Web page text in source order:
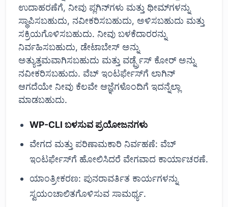
ಉದಾಹರಣೆಗೆ, ನೀವು ಪ್ಲಗಿನ್‌ಗಳು ಮತ್ತು ಥೀಮ್‌ಗಳನ್ನು
ಸ್ಥಾಪಿಸಬಹುದು, ನವೀಕರಿಸಬಹುದು, ಅಳಿಸಬಹುದು ಮತ್ತು
ಸಕ್ರಿಯಗೊಳಿಸಬಹುದು. ನೀವು ಬಳಕೆದಾರರನ್ನು
ನಿರ್ವಹಿಸಬಹುದು, ಡೇಟಾಬೇಸ್ ಅನ್ನು
ಅತ್ಯುತ್ತಮವಾಗಿಸಬಹುದು ಮತ್ತು ವರ್ಡ್ಪ್ರೆಸ್ ಕೋರ್ ಅನ್ನು
ನವೀಕರಿಸಬಹುದು. ವೆಬ್ ಇಂಟರ್ಫೇಸ್‌ಗೆ ಲಾಗಿನ್
ಆಗದೆಯೇ ನೀವು ಕೆಲವೇ ಆಜ್ಞೆಗಳೊಂದಿಗೆ ಇದನ್ನೆಲ್ಲಾ
ಮಾಡಬಹುದು.
WP-CLI ಬಳಸುವ ಪ್ರಯೋಜನಗಳು
ವೇಗದ ಮತ್ತು ಪರಿಣಾಮಕಾರಿ ನಿರ್ವಹಣೆ: ವೆಬ್
ಇಂಟರ್ಫೇಸ್‌ಗೆ ಹೋಲಿಸಿದರೆ ವೇಗವಾದ ಕಾರ್ಯಾಚರಣೆ.
ಯಾಂತ್ರೀಕರಣ: ಪುನರಾವರ್ತಿತ ಕಾರ್ಯಗಳನ್ನು
ಸ್ವಯಂಚಾಲಿತಗೊಳಿಸುವ ಸಾಮರ್ಥ್ಯ.